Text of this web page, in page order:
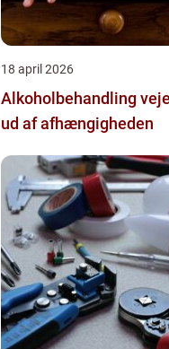
18 april 2026
Alkoholbehandling vejen
ud af afhængigheden